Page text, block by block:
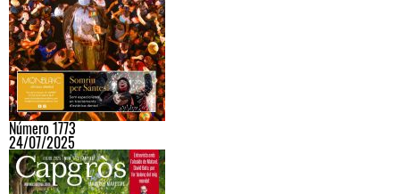
Número 1773
24/07/2025